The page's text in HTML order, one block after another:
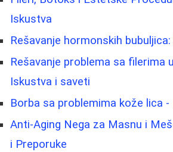
Iskustva
Rešavanje hormonskih
Rešavanje problema sa filerima
Iskustva i saveti
Borba sa problemima kože lica
Anti-Aging Nega za Masnu i
i Preporuke